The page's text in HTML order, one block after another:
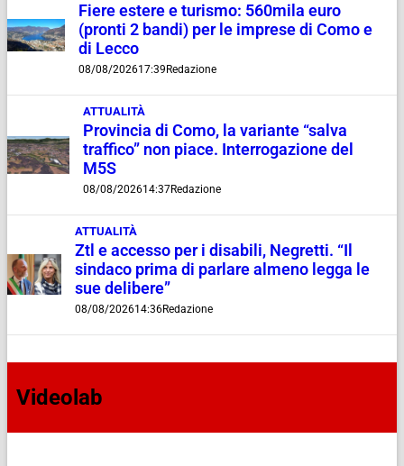
Fiere estere e turismo: 560mila euro
(pronti 2 bandi) per le imprese di Como e
di Lecco
08/08/202617:39 Redazione
ATTUALITÀ
Provincia di Como, la variante “salva
traffico” non piace. Interrogazione del
M5S
08/08/202614:37Redazione
ATTUALITÀ
Ztl e accesso per i disabili, Negretti. “Il
sindaco prima di parlare almeno legga le
sue delibere”
08/08/202614:36Redazione
Videolab